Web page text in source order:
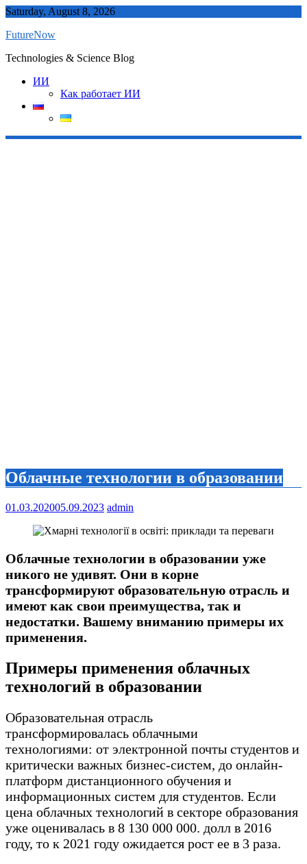
Skip
content
Saturday, August 8, 2026
FutureNow
Technologies & Science Blog
ИИ
Как работает ИИ
Облачные технологии в образовании
01.03.202005.09.2023 admin
Облачные технологии в образовании уже
никого не удивят. Они в корне
трансформируют образовательную отрасль и
имеют как свои преимущества, так и
недостатки. Вашему вниманию примеры их
применения.
Примеры применения облачных
технологий в образовании
Образовательная отрасль
трансформировалась облачными
технологиями: от электронной почты студентов и
критически важных бизнес-систем, до онлайн-
платформ дистанционного обучения и
информационных систем для студентов. Если
цена облачных технологий в секторе образования
уже оценивалась в 8 130 000 000. долл в 2016
году, то к 2021 году ожидается рост ее в 3 раза.